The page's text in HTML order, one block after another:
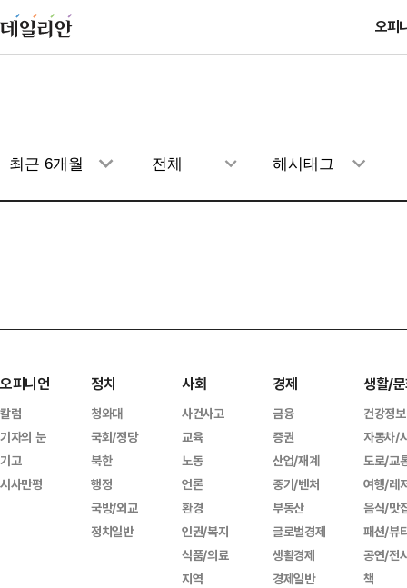
오피
오피니언
칼럼
기자의 눈
기고
시사만평
정치
청와대
국회/정당
북한
행정
국방/외교
정치일반
사회
사건사고
교육
노동
언론
환경
인권/복지
식품/의료
지역
경제
금융
증권
산업/재계
중기/벤처
부동산
글로벌경제
생활경제
경제일반
생활/
건강정보
자동차/
도로/교
여행/레
음식/맛
패션/뷰
공연/전
책